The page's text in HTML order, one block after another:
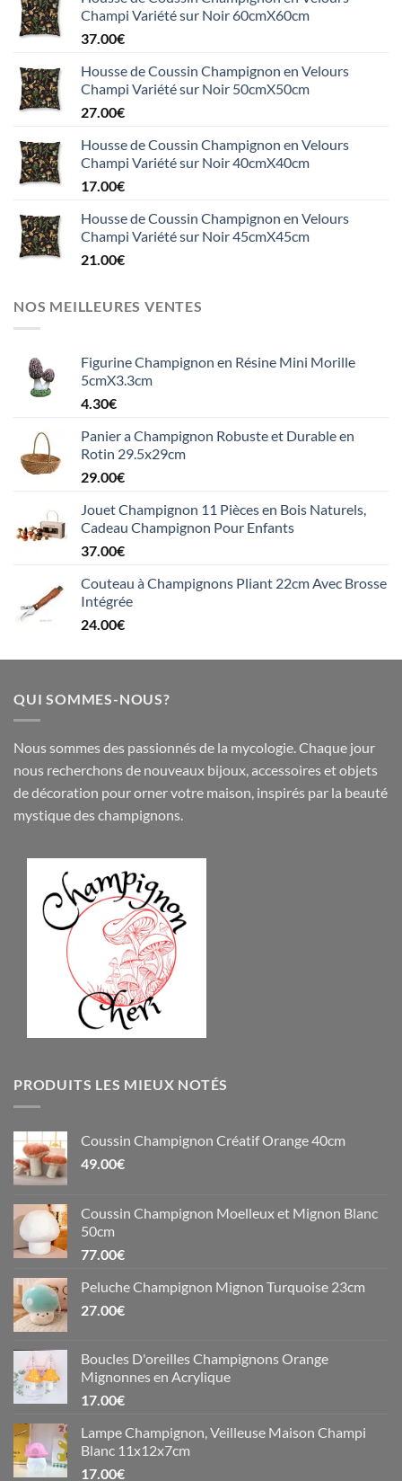
Champi Variété sur Noir 60cmX60cm
37.00€
Housse de Coussin Champignon en Velours
Champi Variété sur Noir 50cmX50cm
27.00€
Housse de Coussin Champignon en Velours
Champi Variété sur Noir 40cmX40cm
17.00€
Housse de Coussin Champignon en Velours
Champi Variété sur Noir 45cmX45cm
21.00€
NOS MEILLEURES VENTES
Figurine Champignon en Résine Mini Morille
5cmX3.3cm
4.30€
Panier a Champignon Robuste et Durable en
Rotin 29.5x29cm
29.00€
Jouet Champignon 11 Pièces en Bois Naturels,
Cadeau Champignon Pour Enfants
37.00€
Couteau à Champignons Pliant 22cm Avec Brosse
Intégrée
24.00€
QUI SOMMES-NOUS?
Nous sommes des passionnés de la mycologie. Chaque jour
nous recherchons de nouveaux bijoux,accessoireset objets
dedécoration pour orner votre maison, inspirés par la beauté
mystique des champignons.
PRODUITS LES MIEUX NOTÉS
Coussin Champignon Créatif Orange 40cm
49.00€
Coussin Champignon Moelleux et Mignon Blanc
50cm
77.00€
Peluche Champignon Mignon Turquoise 23cm
27.00€
Boucles D'oreilles Champignons Orange
Mignonnes en Acrylique
17.00€
Lampe Champignon, Veilleuse Maison Champi
Blanc 11x12x7cm
17.00€